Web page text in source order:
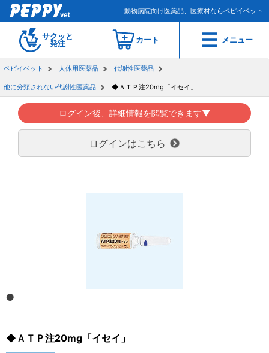
動物病院向け医薬品、医療材ならペピイベット
サクッと
発注
カート メニュー
ペピイベット 人体用医薬品 代謝性医薬品
他に分類されない代謝性医薬品 ◆ＡＴＰ注20mg「イセイ」
ログイン後、詳細情報を閲覧できます▼
ログインはこちら
◆ＡＴＰ注20mg「イセイ」